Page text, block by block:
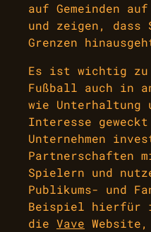
auf Gemeinden
und zeigen,
Grenzen
Es ist wichtig zu
Fußball auch in
wie Unterhaltung
Interesse
Unternehmen
Partnerschaften
Spielern und
Publikums- und
Beispiel hierfür
die Vave